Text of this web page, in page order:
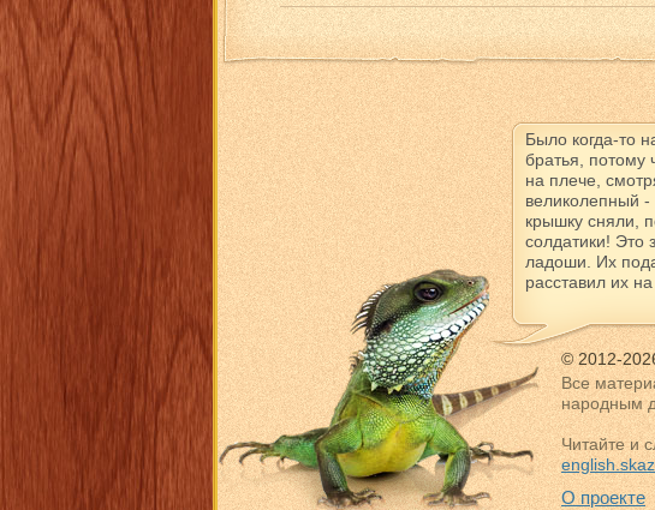
Было когда-то
братья, потому
на плече,
великолепный -
крышку сняли,
солдатики! Это
ладоши. Их
расставил их на
© 2012-
Все
народным
Читайте и
О проекте